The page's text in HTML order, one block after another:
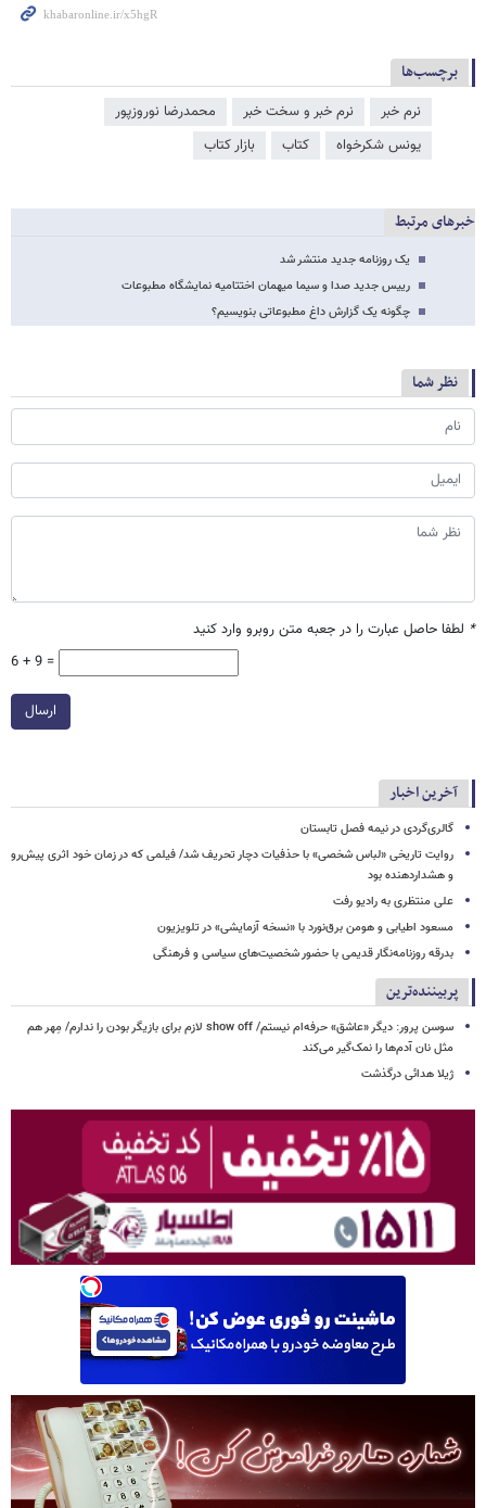
برچسب‌ها
نرم خبر نرم خبر و سخت خبر
محمدرضا نوروزپور
یونس شکرخواه
کتاب بازار کتاب
خبرهای مرتبط
یک روزنامه جدید منتشر شد
رییس جدید صدا و سیما میهمان اختتامیه نمایشگاه مطبوعات
چگونه یک گزارش داغ مطبوعاتی بنویسیم؟
نظر شما
* لطفا حاصل عبارت را در جعبه متن روبرو وارد کنید
6 + 9 =
ارسال
آخرین اخبار
گالری‌گردی در نیمه فصل تابستان
روایت تاریخی «لباس شخصی» با حذفیات دچار تحریف شد/ فیلمی که در زمان خود اثری پیش‌رو
و هشداردهنده بود
علی منتظری به رادیو رفت
مسعود اطیابی و هومن برق‌نورد با «نسخه آزمایشی» در تلویزیون
بدرقه روزنامه‌نگار قدیمی با حضور شخصیت‌های سیاسی و فرهنگی
پربیننده‌ترین
سوسن پرور: دیگر «عاشق» حرفه‌ام نیستم/ show off لازم برای بازیگر بودن را ندارم/ مِهر هم
مثل نان آدم‌ها را نمک‌گیر می‌کند
ژیلا هدائی درگذشت